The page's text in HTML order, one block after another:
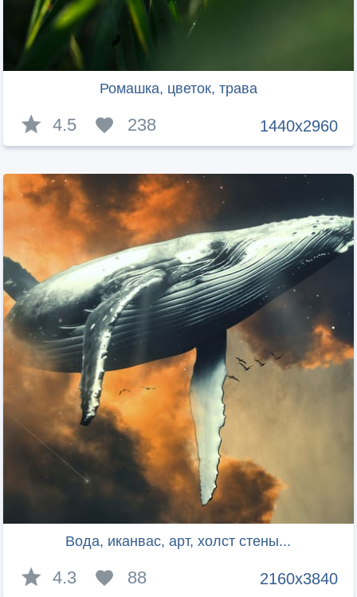
Ромашка, цветок, трава
1440x2960
4.5 238
Вода, иканвас, арт, холст стены...
2160x3840
4.3 88